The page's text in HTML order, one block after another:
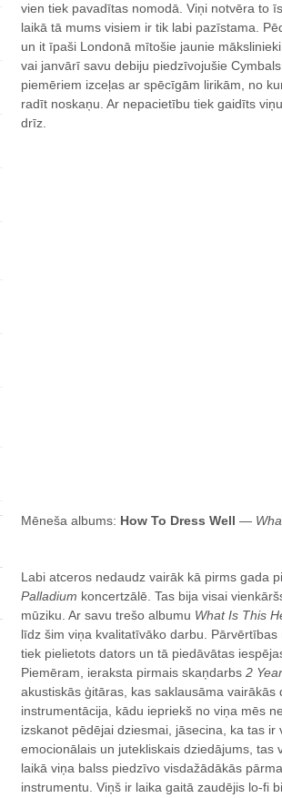
vien tiek pavadītas nomodā. Viņi notvēra to
laikā tā mums visiem ir tik labi pazīstama.
un it īpaši Londonā mītošie jaunie
vai janvārī savu debiju piedzīvojušie
piemēriem izceļas ar spēcīgām lirikām, no
radīt noskaņu. Ar nepacietību tiek gaidīts
drīz.
Mēneša albums: How To Dress Well —
Labi atceros nedaudz vairāk kā pirms gada
Palladium koncertzālē. Tas bija visai
mūziku. Ar savu trešo albumu What Is This
līdz šim viņa kvalitatīvāko darbu.
tiek pielietots dators un tā piedāvātas
Piemēram, ieraksta pirmais skaņdarbs 2
akustiskās ģitāras, kas saklausāma vairākās
instrumentācija, kādu iepriekš no viņa mēs
izskanot pēdējai dziesmai, jāsecina, ka tas
emocionālais un jutekliskais dziedājums,
laikā viņa balss piedzīvo visdažādākās
instrumentu. Viņš ir laika gaitā zaudējis lo-fi